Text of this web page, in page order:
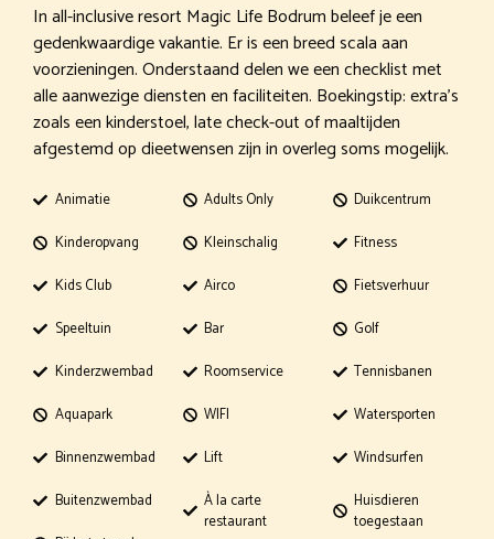
In all-inclusive resort Magic Life Bodrum beleef je een
gedenkwaardige vakantie. Er is een breed scala aan
voorzieningen. Onderstaand delen we een checklist met
alle aanwezige diensten en faciliteiten. Boekingstip: extra’s
zoals een kinderstoel, late check-out of maaltijden
afgestemd op dieetwensen zijn in overleg soms mogelijk.
Animatie
Kinderopvang
Kids Club
Speeltuin
Kinderzwembad
Aquapark
Binnenzwembad
Buitenzwembad
Adults Only
Kleinschalig
Airco
Bar
Roomservice
WIFI
Lift
À la carte
restaurant
Duikcentrum
Fitness
Fietsverhuur
Golf
Tennisbanen
Watersporten
Windsurfen
Huisdieren
toegestaan